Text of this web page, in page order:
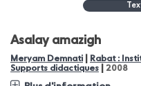
Asalay amazigh
Meryam Demnati Rabat :
Supports didactiques 2008